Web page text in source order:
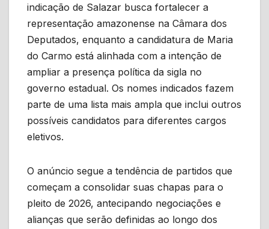
indicação de Salazar busca fortalecer a
representação amazonense na Câmara dos
Deputados, enquanto a candidatura de Maria
do Carmo está alinhada com a intenção de
ampliar a presença política da sigla no
governo estadual. Os nomes indicados fazem
parte de uma lista mais ampla que inclui outros
possíveis candidatos para diferentes cargos
eletivos.
O anúncio segue a tendência de partidos que
começam a consolidar suas chapas para o
pleito de 2026, antecipando negociações e
alianças que serão definidas ao longo dos